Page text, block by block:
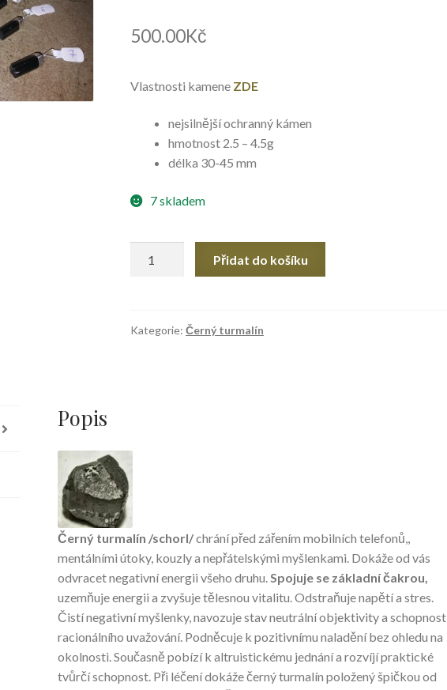
500.00Kč
Vlastnosti kamene ZDE
nejsilnější ochranný kámen
hmotnost 2.5 – 4.5g
délka 30-45 mm
7 skladem
Přidat do košíku
Kategorie:Černý turmalín
Popis
Černý turmalín /schorl/chrání před zářením mobilních telefonů,,
mentálními útoky, kouzly a nepřátelskými myšlenkami. Dokáže od vás
odvracet negativní energii všeho druhu. Spojuje se základní čakrou,
uzemňuje energii a zvyšuje tělesnou vitalitu. Odstraňuje napětí a stres.
Čistí negativní myšlenky, navozuje stav neutrální objektivity a schopnost
racionálního uvažování. Podněcuje k pozitivnímu naladění bez ohledu na
okolnosti. Současně pobízí k altruistickému jednání a rozvíjí praktické
tvůrčí schopnost. Při léčení dokáže černý turmalín položený špičkou od